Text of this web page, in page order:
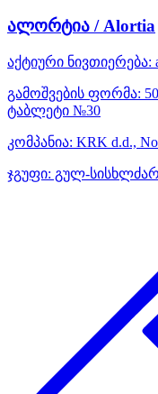
ალორტია / Alortia
აქტიური ნივთიერება:
გამოშვების ფორმა:
ტაბლეტი №30
კომპანია: KRK d.d.,
ჯგუფი: გულ-